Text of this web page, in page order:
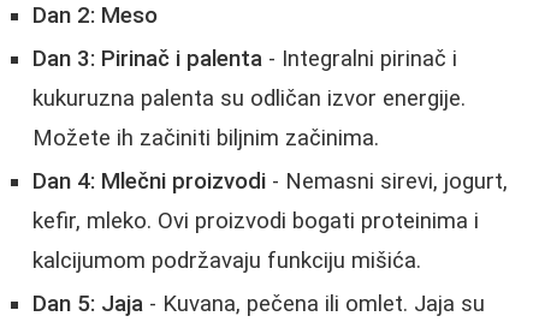
Dan 2: Meso
Dan 3: Pirinač i palenta - Integralni pirinač i
kukuruzna palenta su odličan izvor energije.
Možete ih začiniti biljnim začinima.
Dan 4: Mlečni proizvodi - Nemasni sirevi, jogurt,
kefir, mleko. Ovi proizvodi bogati proteinima i
kalcijumom podržavaju funkciju mišića.
Dan 5: Jaja - Kuvana, pečena ili omlet. Jaja su